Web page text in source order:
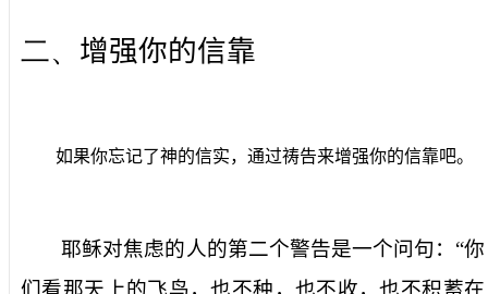
二、 增强你的信靠
如果你忘记了神的信实，通过祷告来增强你的信靠吧。
耶稣对焦虑的人的第二个警告是一个问句：“你
们看那天上的飞鸟，也不种，也不收，也不积蓄在